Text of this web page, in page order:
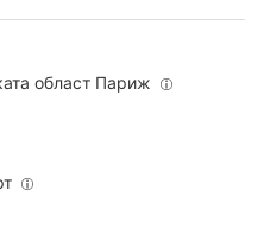
област Париж